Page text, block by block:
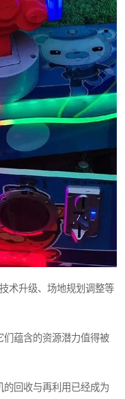
术升级、场地规划调整等
蕴含的资源潜力值得被
回收与再利用已经成为